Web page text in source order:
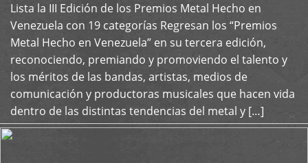
Lista la III Edición de los Premios Metal Hecho en
Venezuela con 19 categorías Regresan los “Premios
Metal Hecho en Venezuela” en su tercera edición,
reconociendo, premiando y promoviendo el talento y
los méritos de las bandas, artistas, medios de
comunicación y productoras musicales que hacen vida
dentro de las distintas tendencias del metal y […]
+